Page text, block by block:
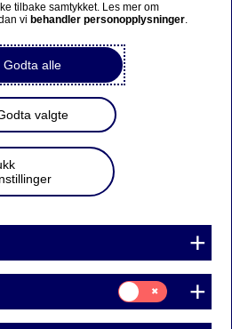
tilbake samtykket. Les mer om
vi behandler personopplysninger.
Godta alle
valgte
Samtykke
til:
Statistikk